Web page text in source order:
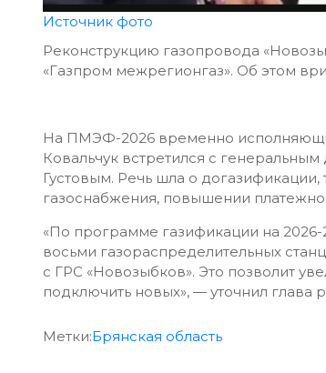
Источник фото
Реконструкцию газопровода
«Газпром межрегионгаз». Об этом
На ПМЭФ-2026 временно
Ковальчук встретился с
Густовым. Речь шла о
газоснабжения, повышении
«По программе газификации на
восьми газораспределительных
с ГРС «Новозыбков». Это позволит
подключить новых», — уточнил глава
Метки:Брянская область